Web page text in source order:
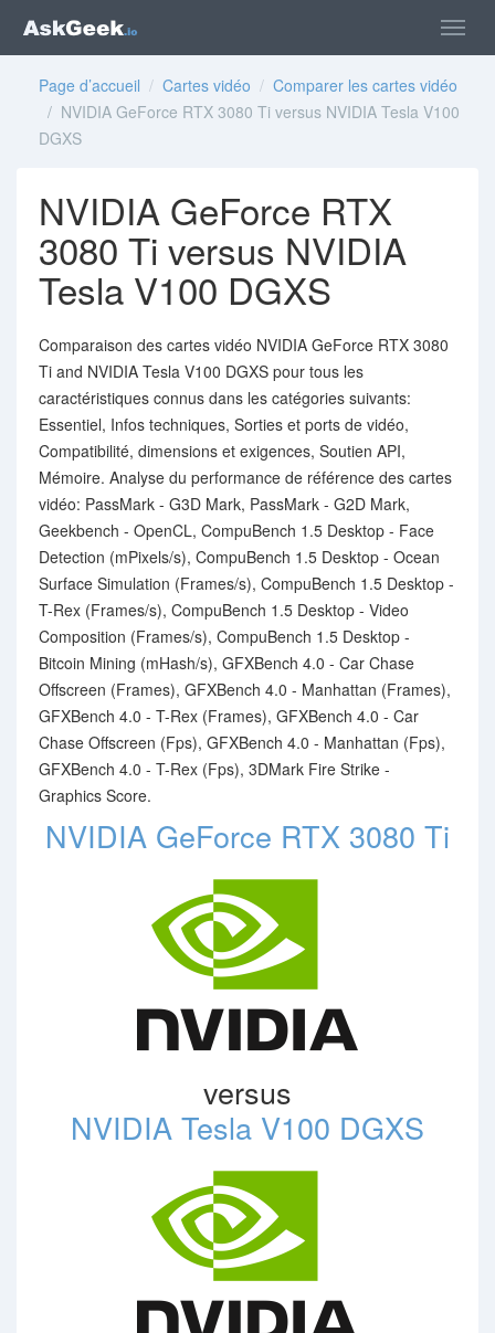
Page d’accueil / Cartes vidéo / Comparer les cartes vidéo
/ NVIDIA GeForce RTX 3080 Ti versus NVIDIA Tesla V100
DGXS
NVIDIA GeForce RTX
3080 Ti versus NVIDIA
Tesla V100 DGXS
Comparaison des cartes vidéo NVIDIA GeForce RTX 3080
Ti and NVIDIA Tesla V100 DGXS pour tous les
caractéristiques connus dans les catégories suivants:
Essentiel, Infos techniques, Sorties et ports de vidéo,
Compatibilité, dimensions et exigences, Soutien API,
Mémoire. Analyse du performance de référence des cartes
vidéo: PassMark - G3D Mark, PassMark - G2D Mark,
Geekbench - OpenCL, CompuBench 1.5 Desktop - Face
Detection (mPixels/s), CompuBench 1.5 Desktop - Ocean
Surface Simulation (Frames/s), CompuBench 1.5 Desktop -
T-Rex (Frames/s), CompuBench 1.5 Desktop - Video
Composition (Frames/s), CompuBench 1.5 Desktop -
Bitcoin Mining (mHash/s), GFXBench 4.0 - Car Chase
Offscreen (Frames), GFXBench 4.0 - Manhattan (Frames),
GFXBench 4.0 - T-Rex (Frames), GFXBench 4.0 - Car
Chase Offscreen (Fps), GFXBench 4.0 - Manhattan (Fps),
GFXBench 4.0 - T-Rex (Fps), 3DMark Fire Strike -
Graphics Score.
NVIDIA GeForce RTX 3080 Ti
versus
NVIDIA Tesla V100 DGXS